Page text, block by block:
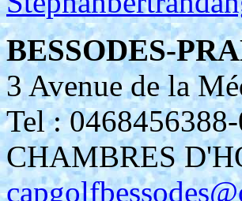
BESSODES-
3 Avenue de la
Tel :
CHAMBRES